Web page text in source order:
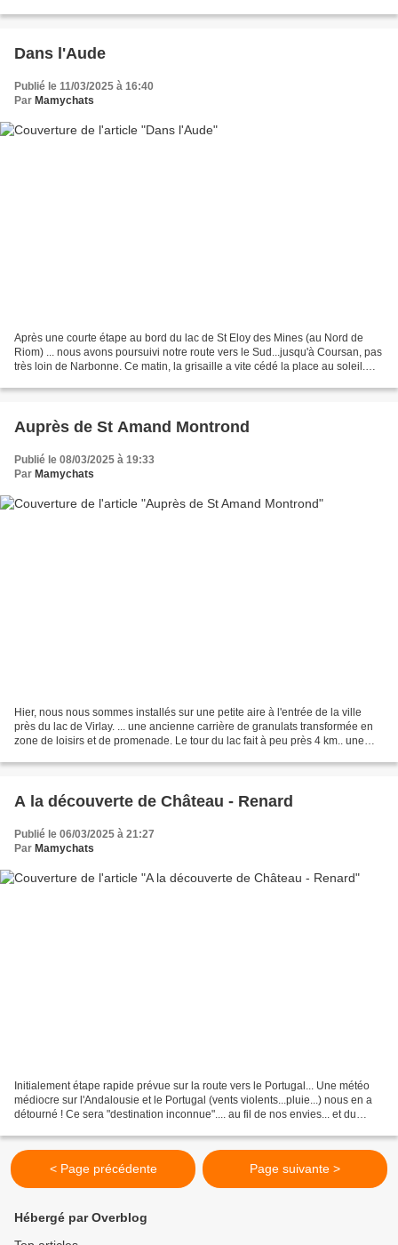
Dans l'Aude
Publié le 11/03/2025 à 16:40
Par Mamychats
Après une courte étape au bord du lac de St Eloy des Mines (au Nord de
Riom) ... nous avons poursuivi notre route vers le Sud...jusqu'à Coursan, pas
très loin de Narbonne. Ce matin, la grisaille a vite cédé la place au soleil.
Auprès de St Amand Montrond
Publié le 08/03/2025 à 19:33
Par Mamychats
Hier, nous nous sommes installés sur une petite aire à l'entrée de la ville
près du lac de Virlay. ... une ancienne carrière de granulats transformée en
zone de loisirs et de promenade. Le tour du lac fait à peu près 4 km.. une
A la découverte de Château - Renard
Publié le 06/03/2025 à 21:27
Par Mamychats
Initialement étape rapide prévue sur la route vers le Portugal... Une météo
médiocre sur l'Andalousie et le Portugal (vents violents...pluie...) nous en a
détourné ! Ce sera "destination inconnue".... au fil de nos envies... et du
< Page précédente Page suivante >
Hébergé par Overblog